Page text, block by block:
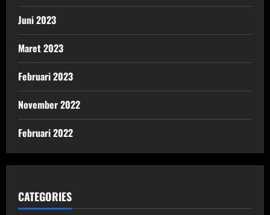
Juni 2023
Maret 2023
Februari 2023
November 2022
Februari 2022
CATEGORIES